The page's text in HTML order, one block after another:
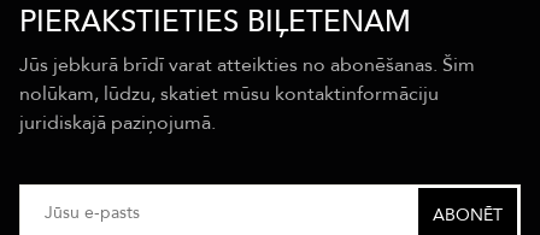
PIERAKSTIETIES BIĻETENAM
Jūs jebkurā brīdī varat atteikties no abonēšanas. Šim
nolūkam, lūdzu, skatiet mūsu kontaktinformāciju
juridiskajā paziņojumā.